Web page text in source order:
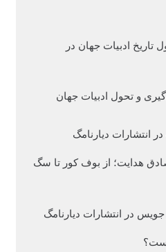
و تحول ادبیات جهان
هدایت؛ از بوف کور تا سگ